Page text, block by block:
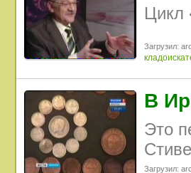
Цикл
Загрузил:
В
Это
Загрузил: